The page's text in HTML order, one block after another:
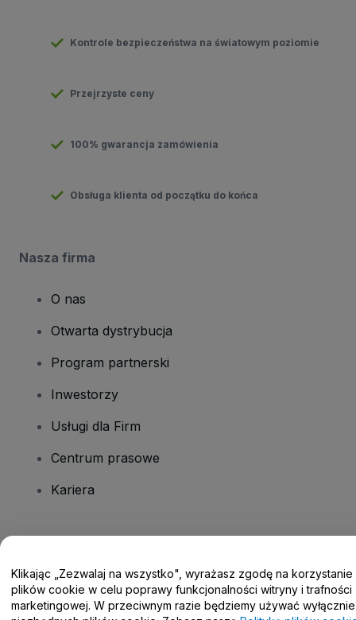
Kontrole bezpieczeństwa na światowym poziomie
Przejrzyste ceny
100% gwarancja zamówienia
Obsługa klienta od początku do końca
Nasza firma
O nas
Otwarta dystrybucja
Program partnerski
Inwestorzy
Usługi dla Firm
Centrum prasowe
Kariera
Centrum pomocy / Skontaktuj się z nami
Klikając „Zezwalaj na wszystko", wyrażasz zgodę na korzystanie
plików cookie w celu poprawy funkcjonalności witryny i trafności
marketingowej. W przeciwnym razie będziemy używać wyłącznie